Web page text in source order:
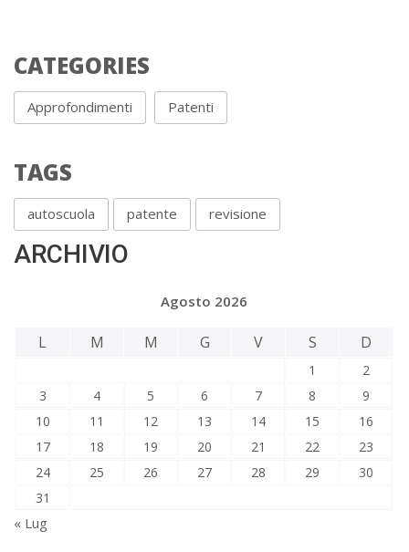
CATEGORIES
Approfondimenti Patenti
TAGS
autoscuola patente revisione
ARCHIVIO
Agosto 2026
L M M G V S D
1
2
3
4 5 6 7 8
9
10
11 12 13 14 15
16
17
18 19 20 21 22
23
24
25 26 27 28 29
30
31
« Lug